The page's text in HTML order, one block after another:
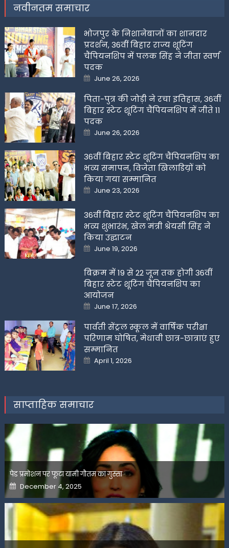
नवीनतम समाचार
भोजपुर के निशानेबाजों का शानदार
प्रदर्शन, 36वीं बिहार राज्य शूटिंग
चैंपियनशिप में पलक सिंह ने जीता स्वर्ण
पदक
Posted
on
June 26, 2026
पिता-पुत्र की जोड़ी ने रचा इतिहास, 36वीं
बिहार स्टेट शूटिंग चैंपियनशिप में जीते 11
पदक
Posted
on
June 26, 2026
36वीं बिहार स्टेट शूटिंग चैंपियनशिप का
भव्य समापन, विजेता खिलाडिय़ों को
किया गया सम्मानित
Posted
on
June 23, 2026
36वीं बिहार स्टेट शूटिंग चैंपियनशिप का
भव्य शुभारंभ, खेल मंत्री श्रेयसी सिंह ने
किया उद्घाटन
Posted
on
June 19, 2026
बिक्रम में 19 से 22 जून तक होगी 36वीं
बिहार स्टेट शूटिंग चैंपियनशिप का
आयोजन
Posted
on
June 17, 2026
पार्वती सेंट्रल स्कूल में वार्षिक परीक्षा
परिणाम घोषित, मेधावी छात्र-छात्राएं हुए
सम्मानित
Posted
on
April 1, 2026
साप्ताहिक समाचार
पेड प्रमोशन पर फूटा यामी गौतम का गुस्सा
Posted
on
December 4, 2025